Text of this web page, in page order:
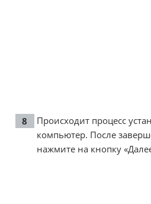
Происходит процесс
компьютер. После
нажмите на кнопку